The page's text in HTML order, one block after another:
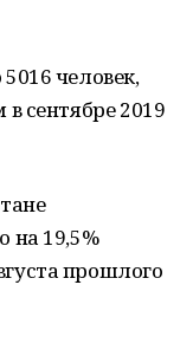
человек,
сентябре 2019
на 19,5%
прошлого